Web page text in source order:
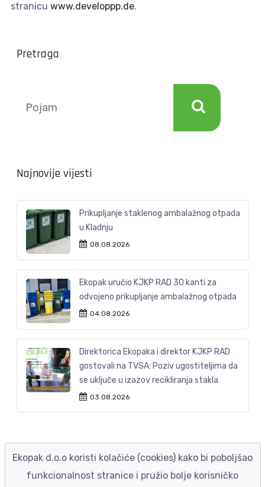
stranicu www.developpp.de.
Pretraga
Najnovije vijesti
Prikupljanje staklenog ambalažnog otpada
u Kladnju
08.08.2026
Ekopak uručio KJKP RAD 30 kanti za
odvojeno prikupljanje ambalažnog otpada
04.08.2026
Direktorica Ekopaka i direktor KJKP RAD
gostovali na TVSA: Poziv ugostiteljima da
se uključe u izazov recikliranja stakla
03.08.2026
Ekopak d.o.o koristi kolačiće (cookies) kako bi poboljšao
funkcionalnost stranice i pružio bolje korisničko